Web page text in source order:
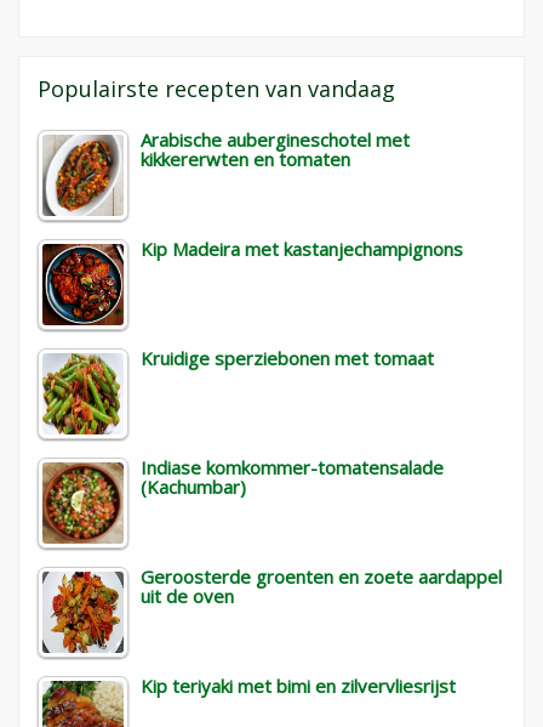
Populairste recepten van vandaag
Arabische aubergineschotel met
kikkererwten en tomaten
Kip Madeira met kastanjechampignons
Kruidige sperziebonen met tomaat
Indiase komkommer-tomatensalade
(Kachumbar)
Geroosterde groenten en zoete aardappel
uit de oven
Kip teriyaki met bimi en zilvervliesrijst